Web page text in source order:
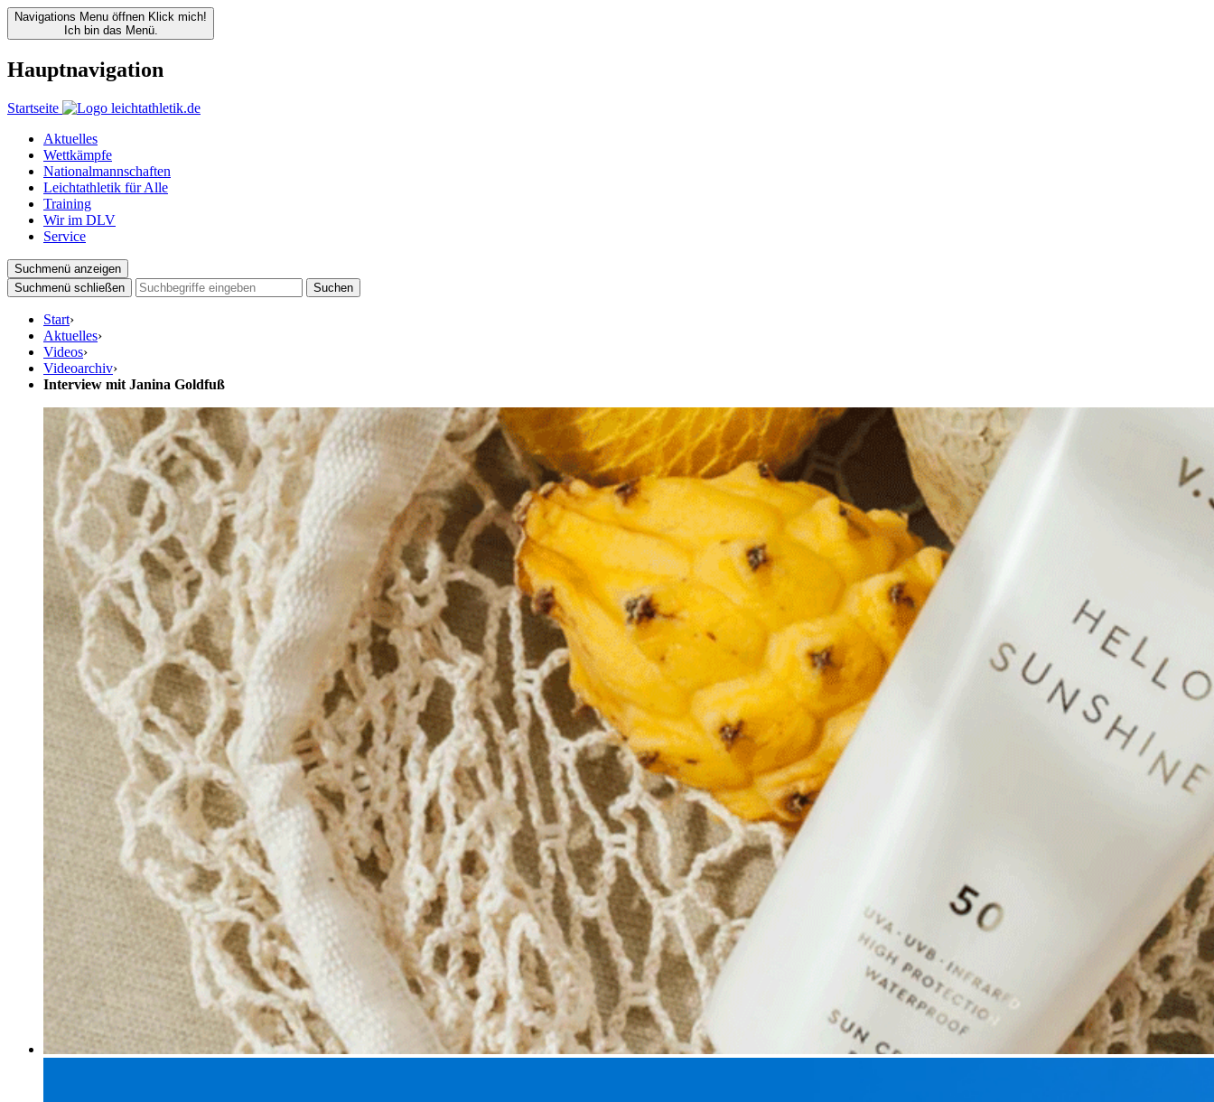
Navigations Menu öffnen Klick mich!
Ich bin das Menü.
Hauptnavigation
Startseite
Aktuelles
Wettkämpfe
Nationalmannschaften
Leichtathletik für Alle
Training
Wir im DLV
Service
Suchmenü anzeigen
Suchmenü schließen
Suchen
Start›
Aktuelles›
Videos›
Videoarchiv›
Interview mit Janina Goldfuß